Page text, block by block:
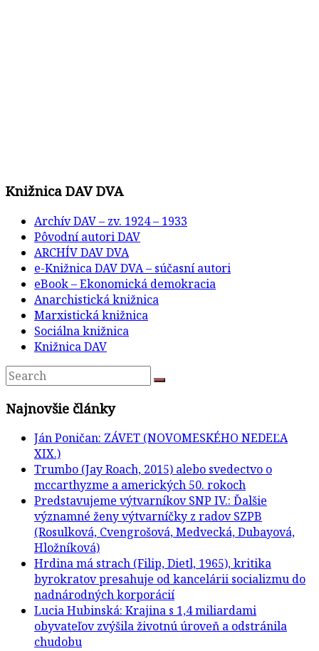
Knižnica DAV DVA
Archív DAV – zv. 1924 – 1933
Pôvodní autori DAV
ARCHÍV DAV DVA
e-Knižnica DAV DVA – súčasní autori
eBook – Ekonomická demokracia
Anarchistická knižnica
Marxistická knižnica
Sociálna knižnica
Knižnica DAV
Najnovšie články
Ján Poničan: ZÁVET (NOVOMESKÉHO NEDEĽA
XIX.)
Trumbo (Jay Roach, 2015) alebo svedectvo o
mccarthyzme a amerických 50. rokoch
Predstavujeme výtvarníkov SNP IV.: Ďalšie
významné ženy výtvarníčky z radov SZPB
(Rosulková, Cvengrošová, Medvecká, Dubayová,
Hložníková)
Hrdina má strach (Filip, Dietl, 1965), kritika
byrokratov presahuje od kancelárii socializmu do
nadnárodných korporácií
Lucia Hubinská: Krajina s 1,4 miliardami
obyvateľov zvýšila životnú úroveň a odstránila
chudobu